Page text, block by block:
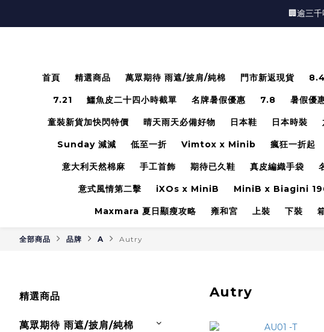
🏢逾三
🏢逾三
🏢逾三
首頁 精選商品 萬眾期待 雨遮/披肩/純棉 門市新返現貨 8.4
7.21 鱷魚皮二十四小時截單 名牌暑假優惠 7.8 暑假優
童裝新貨加快閃特價 晴天雨天必備好物 日本鞋 日本時裝
Sunday 減減 低至一折 Vimtox x Minib 瘋狂一折起
意大利天然棉麻 手工首飾 期待已久鞋 真皮編織手袋
意式風情第二擊 iXOs x MiniB MiniB x Biagini
Maxmara 夏日顯瘦攻略 雍和宮 上裝 下裝
全部商品 品牌 A Autry
精選商品
萬眾期待 雨遮/披肩/純棉
Autry